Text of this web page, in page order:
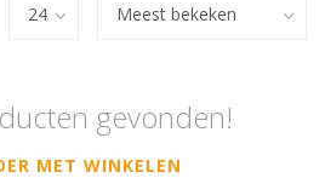
gevonden!
MET WINKELEN